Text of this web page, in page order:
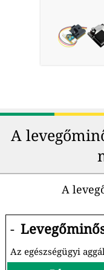
A
A
-
Az egészségügyi